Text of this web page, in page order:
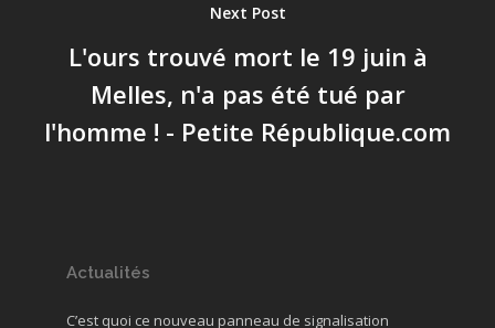
Next Post
L'ours trouvé mort le 19 juin à
Melles, n'a pas été tué par
l'homme ! - Petite République.com
Actualités
C’est quoi ce nouveau panneau de signalisation